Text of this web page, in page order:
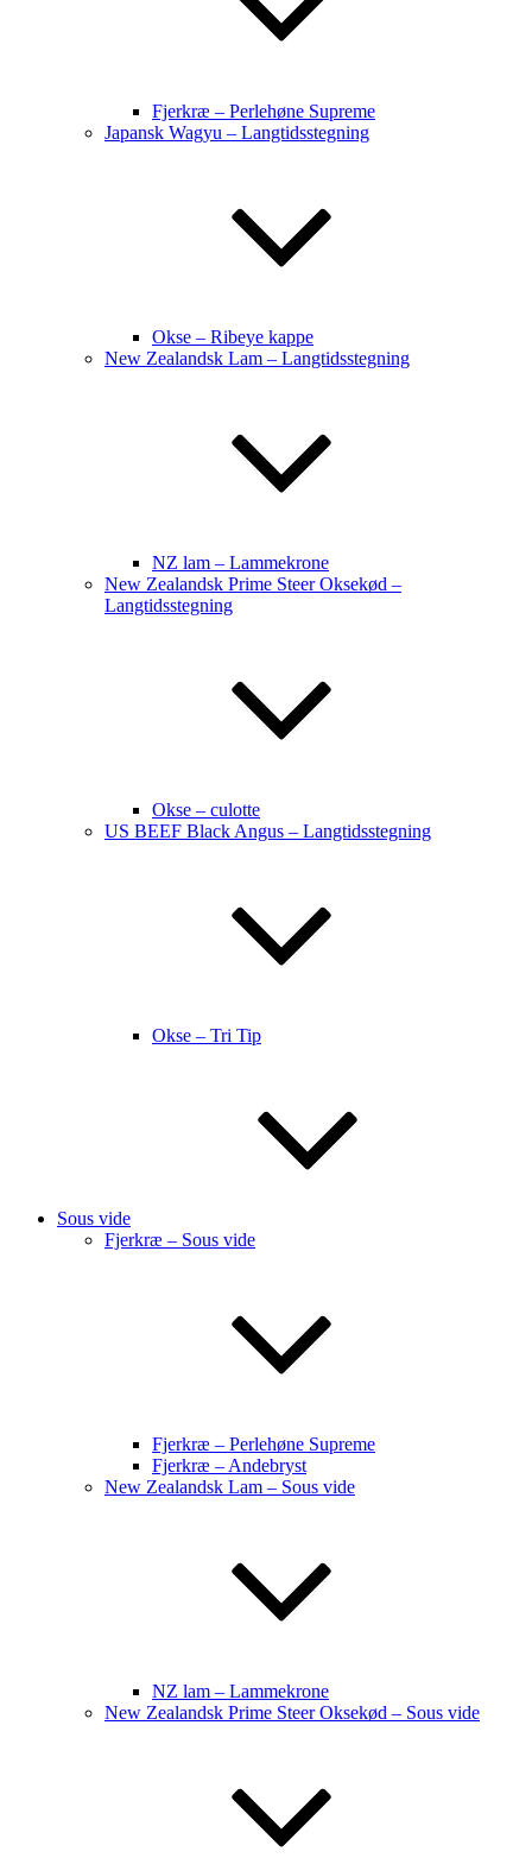
Fjerkræ – Perlehøne Supreme
Japansk Wagyu – Langtidsstegning
Okse – Ribeye kappe
New Zealandsk Lam – Langtidsstegning
NZ lam – Lammekrone
New Zealandsk Prime Steer Oksekød –
Langtidsstegning
Okse – culotte
US BEEF Black Angus – Langtidsstegning
Okse – Tri Tip
Sous vide
Fjerkræ – Sous vide
Fjerkræ – Perlehøne Supreme
Fjerkræ – Andebryst
New Zealandsk Lam – Sous vide
NZ lam – Lammekrone
New Zealandsk Prime Steer Oksekød – Sous vide